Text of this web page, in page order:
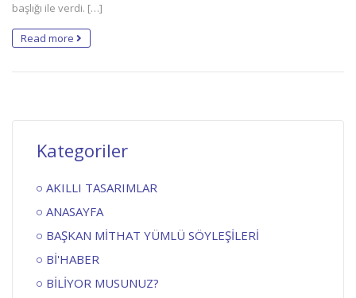
başlığı ile verdi. […]
Read more
Kategoriler
AKILLI TASARIMLAR
ANASAYFA
BAŞKAN MİTHAT YÜMLÜ SÖYLEŞİLERİ
Bİ'HABER
BİLİYOR MUSUNUZ?